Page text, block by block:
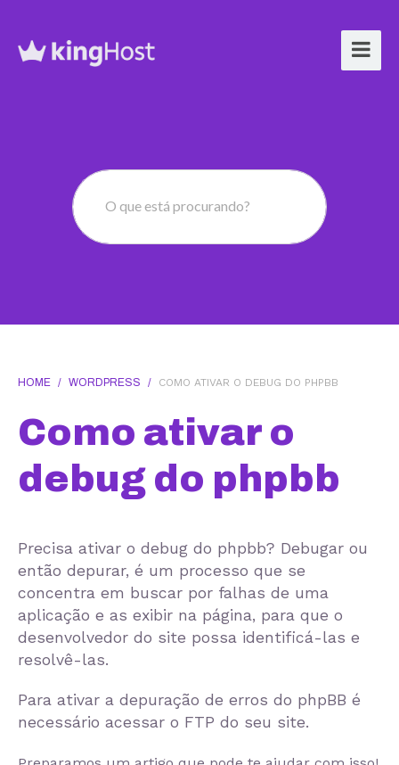
O que está procurando?
HOME / WORDPRESS / COMO ATIVAR O DEBUG DO PHPBB
Como ativar o
debug do phpbb
Precisa ativar o debug do phpbb? Debugar ou
então depurar, é um processo que se
concentra em buscar por falhas de uma
aplicação e as exibir na página, para que o
desenvolvedor do site possa identificá-las e
resolvê-las.
Para ativar a depuração de erros do phpBB é
necessário acessar o FTP do seu site.